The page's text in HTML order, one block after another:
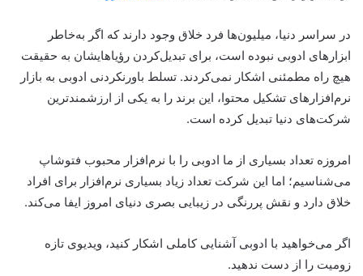
در سراسر دنیا، میلیون‌ها فرد خلاق وجود دارند که اگر به‌خاطر
ابزارهای ادوبی نبوده است، برای تبدیل‌کردن رؤیاهایشان به حقیقت
هیچ راه مطمئنی اشکار نمی‌کردند. تسلط باورنکردنی ادوبی به بازار
نرم‌افزارهای تشکیل محتوا، این برند را به یکی از ارزشمندترین
شرکت‌های دنیا تبدیل کرده است.
امروزه تعداد بسیاری از ما ادوبی را با نرم‌افزار محبوب فتوشاپ
می‌شناسیم؛ اما این شرکت تعداد زیاد بسیاری نرم‌افزار برای افراد
خلاق دارد و نقش پررنگی در زیبایی بصری دنیای امروز ایفا می‌کند.
اگر می‌خواهید با ادوبی آشنایی کاملی اشکار کنید، ویدیوی تازه
زومیت را از دست ندهید.